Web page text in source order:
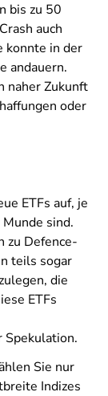
bis zu 50
auch
konnte in der
andauern.
naher Zukunft
oder
ETFs auf, je
sind.
zu Defence-
teils sogar
die
ETFs
Sie nur
Indizes